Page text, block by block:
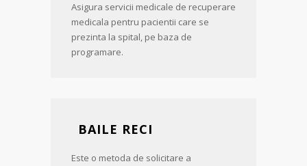
Asigura servicii medicale de recuperare
medicala pentru pacientii care se
prezinta la spital, pe baza de
programare.
BAILE RECI
Este o metoda de solicitare a